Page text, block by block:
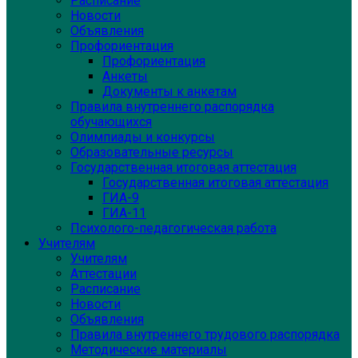
Новости
Объявления
Профориентация
Профориентация
Анкеты
Документы к анкетам
Правила внутреннего распорядка
обучающихся
Олимпиады и конкурсы
Образовательные ресурсы
Государственная итоговая аттестация
Государственная итоговая аттестация
ГИА-9
ГИА-11
Психолого-педагогическая работа
Учителям
Учителям
Аттестации
Расписание
Новости
Объявления
Правила внутреннего трудового распорядка
Методические материалы